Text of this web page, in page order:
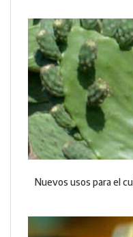
Nuevos usos para el